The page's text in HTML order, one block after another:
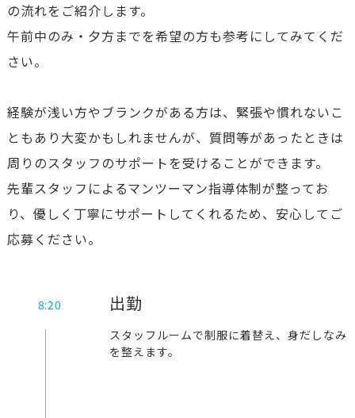
の流れをご紹介します。
午前中のみ・夕方までを希望の方も参考にしてみてくだ
さい。
経験が浅い方やブランクがある方は、緊張や慣れないこ
ともあり大変かもしれませんが、質問等があったときは
周りのスタッフのサポートを受けることができます。
先輩スタッフによるマンツーマン指導体制が整ってお
り、優しく丁寧にサポートしてくれるため、安心してご
応募ください。
8:20 出勤
スタッフルームで制服に着替え、身だしなみ
を整えます。